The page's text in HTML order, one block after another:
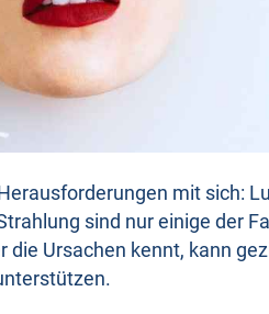
mit sich:
sind nur einige der
die Ursachen kennt, kann